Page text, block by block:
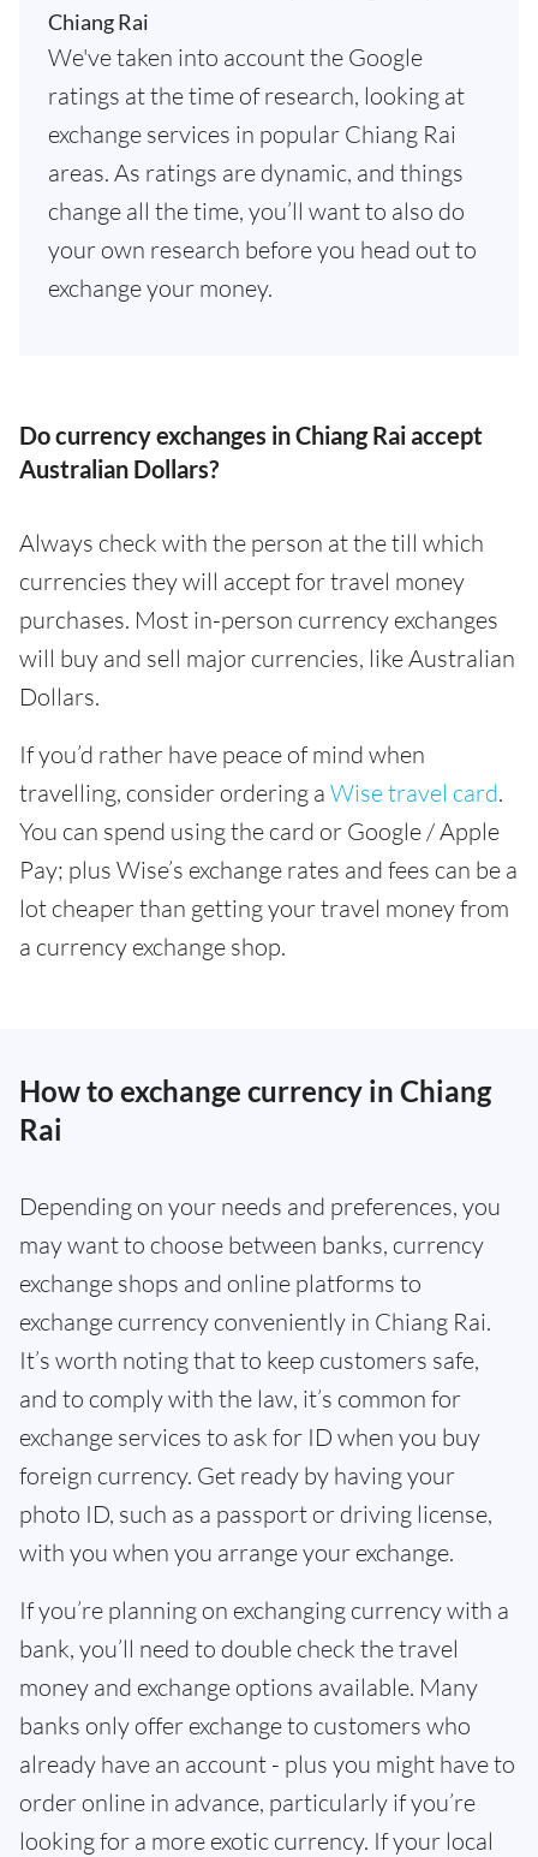
Chiang Rai
We've taken into account the Google
ratings at the time of research, looking at
exchange services in popular Chiang Rai
areas. As ratings are dynamic, and things
change all the time, you’ll want to also do
your own research before you head out to
exchange your money.
Do currency exchanges in Chiang Rai accept
Australian Dollars?
Always check with the person at the till which
currencies they will accept for travel money
purchases. Most in-person currency exchanges
will buy and sell major currencies, like Australian
Dollars.
If you’d rather have peace of mind when
travelling, consider ordering a Wise travel card.
You can spend using the card or Google / Apple
Pay; plus Wise’s exchange rates and fees can be a
lot cheaper than getting your travel money from
a currency exchange shop.
How to exchange currency in Chiang
Rai
Depending on your needs and preferences, you
may want to choose between banks, currency
exchange shops and online platforms to
exchange currency conveniently in Chiang Rai.
It’s worth noting that to keep customers safe,
and to comply with the law, it’s common for
exchange services to ask for ID when you buy
foreign currency. Get ready by having your
photo ID, such as a passport or driving license,
with you when you arrange your exchange.
If you’re planning on exchanging currency with a
bank, you’ll need to double check the travel
money and exchange options available. Many
banks only offer exchange to customers who
already have an account - plus you might have to
order online in advance, particularly if you’re
looking for a more exotic currency. If your local